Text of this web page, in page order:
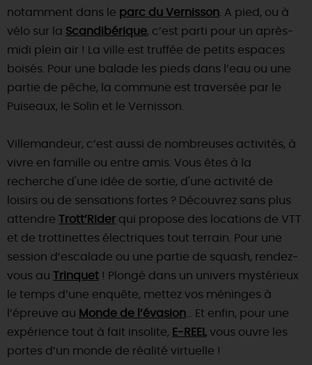
notamment dans le parc du Vernisson . A pied, ou à
vélo sur la Scandibérique, c’est parti pour un après-
midi plein air ! La ville est truffée de petits espaces
boisés. Pour une balade les pieds dans l’eau ou une
partie de pêche, la commune est traversée par le
Puiseaux, le Solin et le Vernisson.
Villemandeur, c’est aussi de nombreuses activités, à
vivre en famille ou entre amis. Vous êtes à la
recherche d'une idée de sortie, d'une activité de
loisirs ou de sensations fortes ? Découvrez sans plus
attendre Trott’Rider qui propose des locations de VTT
et de trottinettes électriques tout terrain. Pour une
session d’escalade ou une partie de squash, rendez-
vous au Trinquet ! Plongé dans un univers mystérieux
le temps d’une enquête, mettez vos méninges à
l’épreuve au Monde de l’évasion … Et enfin, pour une
expérience tout à fait insolite, E-REEL vous ouvre les
portes d’un monde de réalité virtuelle !